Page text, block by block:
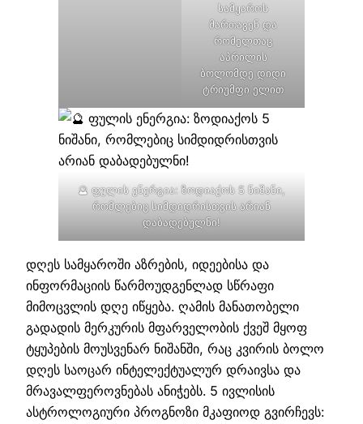
სამყაროს
მართავენ და
რომელთაც
აპრილის
ბოლომდე დიდი
ტრიუმფი ელით
🔮 ფულის ენერგია: ზოდიაქოს 5 ნიშანი,
რომლებიც სიმდიდრისთვის არიან
დაბადებულნი!
დღეს სამყაროში აზრების, იდეებისა და
ინფორმაციის წარმოუდგენლად სწრაფი
მიმოცვლის დღე იწყება. ღამის მანათობელი
გადადის მერკურის მფარველობის ქვეშ მყოფ
ტყუპების მოუსვენარ ნიშანში, რაც კვირის ბოლო
დღეს საოცარ ინტელექტუალურ დრაივსა და
მრავალფეროვნებას ანიჭებს. 5 ივლისის
ასტროლოგიური პროგნოზი მკაფიოდ გვირჩევს: